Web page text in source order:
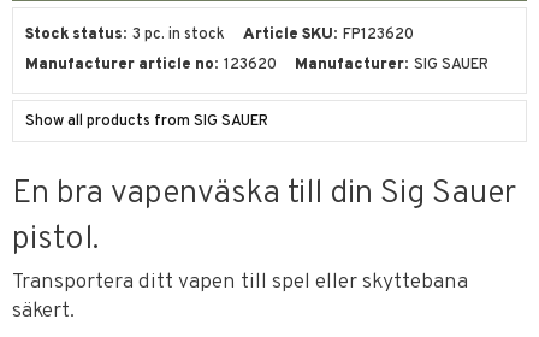
Stock status 3 pc. in stock Article SKU FP123620
Manufacturer article no 123620 Manufacturer SIG SAUER
Show all products from SIG SAUER
En bra vapenväska till din Sig Sauer
pistol.
Transportera ditt vapen till spel eller skyttebana
säkert.